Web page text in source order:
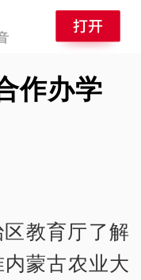
作办学
教育厅了解
蒙古农业大